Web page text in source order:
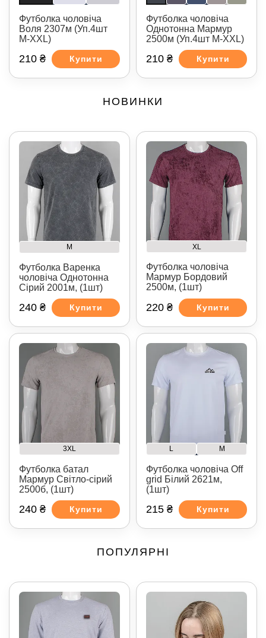
Футболка чоловіча
Воля 2307м (Уп.4шт
M-XXL)
210 ₴ Купити
Футболка чоловіча
Однотонна Мармур
2500м (Уп.4шт M-XXL)
210 ₴ Купити
НОВИНКИ
M
Футболка Варенка
чоловіча Однотонна
Сірий 2001м, (1шт)
240 ₴ Купити
XL
Футболка чоловіча
Мармур Бордовий
2500м, (1шт)
220 ₴ Купити
3XL
Футболка батал
Мармур Світло-сірий
2500б, (1шт)
240 ₴ Купити
L M
Футболка чоловіча Off
grid Білий 2621м,
(1шт)
215 ₴ Купити
ПОПУЛЯРНІ